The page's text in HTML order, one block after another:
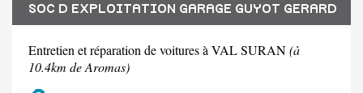
SOC D EXPLOITATION GARAGE GUYOT GERARD
Entretien et réparation de voitures à VAL SURAN(à
10.4km de Aromas)